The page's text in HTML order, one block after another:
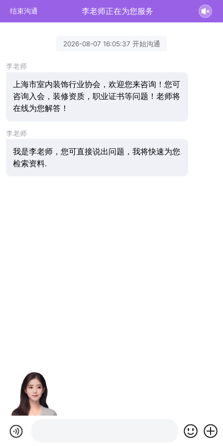
结束沟通 李老师正在为您服务
2026-08-07 16:05:37 开始沟通
李老师
上海市室内装饰行业协会，欢迎您来咨询！您可
咨询入会，装修资质，职业证书等问题！老师将
在线为您解答！
李老师
我是李老师，您可直接说出问题，我将快速为您
检索资料.